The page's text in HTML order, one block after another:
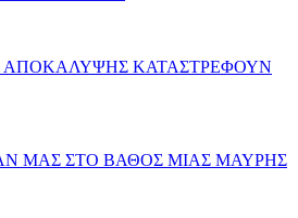
ΑΠΟΚΑΛΥΨΗΣ ΚΑΤΑΣΤΡΕΦΟΥΝ
ΜΑΣ ΣΤΟ ΒΑΘΟΣ ΜΙΑΣ ΜΑΥΡΗΣ